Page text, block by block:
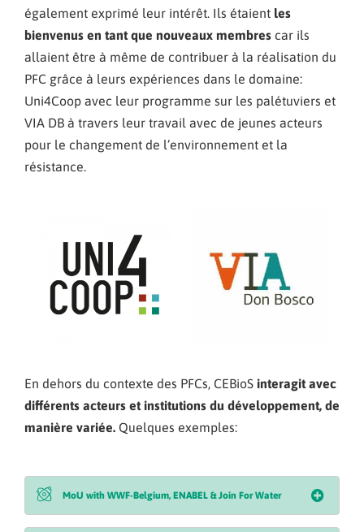
également exprimé leur intérêt. Ils étaient les
bienvenus en tant que nouveaux membres car ils
allaient être à même de contribuer à la réalisation du
PFC grâce à leurs expériences dans le domaine:
Uni4Coop avec leur programme sur les palétuviers et
VIA DB à travers leur travail avec de jeunes acteurs
pour le changement de l’environnement et la
résistance.
En dehors du contexte des PFCs, CEBioS interagit avec
différents acteurs et institutions du développement, de
manière variée. Quelques exemples:
MoU with WWF-Belgium, ENABEL & Join For Water